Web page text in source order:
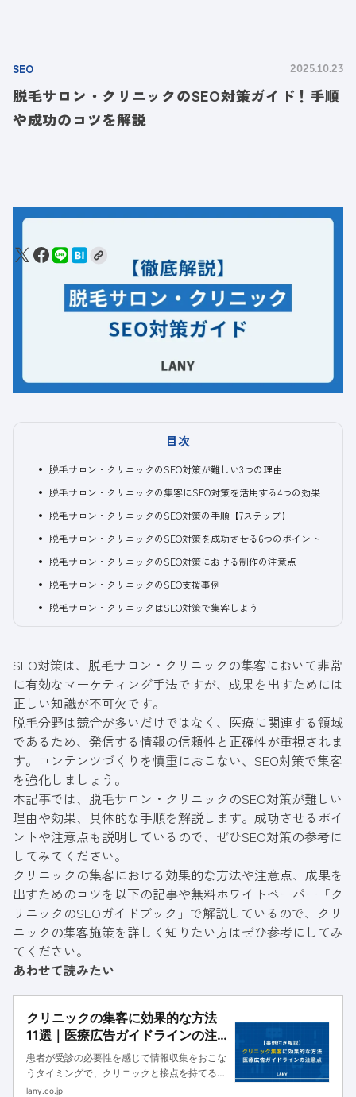
SEO 2025.10.23
脱毛サロン・クリニックのSEO対策ガイド！手順
や成功のコツを解説
目次
脱毛サロン・クリニックのSEO対策が難しい3つの理由
脱毛サロン・クリニックの集客にSEO対策を活用する4つの効果
脱毛サロン・クリニックのSEO対策の手順【7ステップ】
脱毛サロン・クリニックのSEO対策を成功させる6つのポイント
脱毛サロン・クリニックのSEO対策における制作の注意点
脱毛サロン・クリニックのSEO支援事例
脱毛サロン・クリニックはSEO対策で集客しよう
SEO対策は、脱毛サロン・クリニックの集客において非常
に有効なマーケティング手法ですが、成果を出すためには
正しい知識が不可欠です。
脱毛分野は競合が多いだけではなく、医療に関連する領域
であるため、発信する情報の信頼性と正確性が重視されま
す。コンテンツづくりを慎重におこない、SEO対策で集客
を強化しましょう。
本記事では、脱毛サロン・クリニックのSEO対策が難しい
理由や効果、具体的な手順を解説します。成功させるポイ
ントや注意点も説明しているので、ぜひSEO対策の参考に
してみてください。
クリニックの集客における効果的な方法や注意点、成果を
出すためのコツを以下の記事や無料ホワイトペーパー「ク
リニックのSEOガイドブック」 で解説しているので、クリ
ニックの集客施策を詳しく知りたい方はぜひ参考にしてみ
てください。
あわせて読みたい
クリニックの集客に効果的な方法
11選｜医療広告ガイドラインの注
意点や事例も解説
患者が受診の必要性を感じて情報収集をおこな
うタイミングで、クリニックと接点を持てるよ
うに集客をおこなうことが重要です。本記事で
lany.co.jp